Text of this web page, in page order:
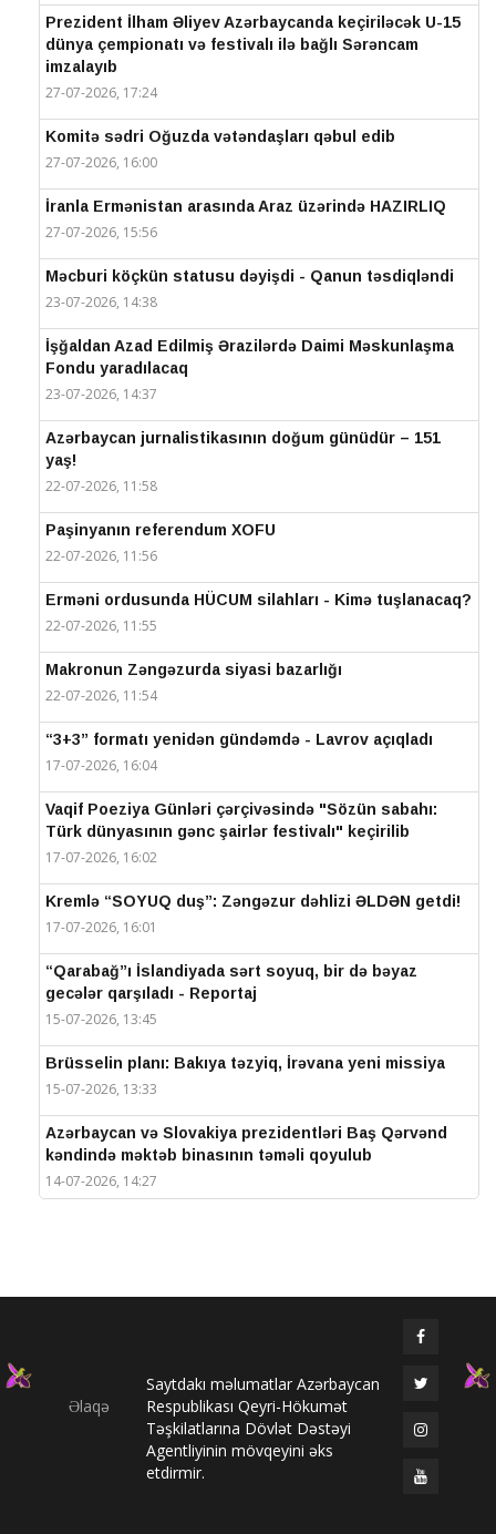
Prezident İlham Əliyev Azərbaycanda keçiriləcək U-15
dünya çempionatı və festivalı ilə bağlı Sərəncam
imzalayıb
27-07-2026, 17:24
Komitə sədri Oğuzda vətəndaşları qəbul edib
27-07-2026, 16:00
İranla Ermənistan arasında Araz üzərində HAZIRLIQ
27-07-2026, 15:56
Məcburi köçkün statusu dəyişdi - Qanun təsdiqləndi
23-07-2026, 14:38
İşğaldan Azad Edilmiş Ərazilərdə Daimi Məskunlaşma
Fondu yaradılacaq
23-07-2026, 14:37
Azərbaycan jurnalistikasının doğum günüdür – 151
yaş!
22-07-2026, 11:58
Paşinyanın referendum XOFU
22-07-2026, 11:56
Erməni ordusunda HÜCUM silahları - Kimə tuşlanacaq?
22-07-2026, 11:55
Makronun Zəngəzurda siyasi bazarlığı
22-07-2026, 11:54
“3+3” formatı yenidən gündəmdə - Lavrov açıqladı
17-07-2026, 16:04
Vaqif Poeziya Günləri çərçivəsində "Sözün sabahı:
Türk dünyasının gənc şairlər festivalı" keçirilib
17-07-2026, 16:02
Kremlə “SOYUQ duş”: Zəngəzur dəhlizi ƏLDƏN getdi!
17-07-2026, 16:01
“Qarabağ”ı İslandiyada sərt soyuq, bir də bəyaz
gecələr qarşıladı - Reportaj
15-07-2026, 13:45
Brüsselin planı: Bakıya təzyiq, İrəvana yeni missiya
15-07-2026, 13:33
Azərbaycan və Slovakiya prezidentləri Baş Qərvənd
kəndində məktəb binasının təməli qoyulub
14-07-2026, 14:27
Prezidentlər Şuşada mətbuata bəyanatlarla çıxış
Elməddin Behbud: “IV Şuşa Qlobal Media Forumu
beynəlxalq media əməkdaşlığının nüfuzlu
platformasına çevrilib”
14-07-2026, 14:24
Əlaqə
Saytdakı məlumatlar Azərbaycan
Respublikası Qeyri-Hökumət
Təşkilatlarına Dövlət Dəstəyi
Agentliyinin mövqeyini əks
etdirmir.